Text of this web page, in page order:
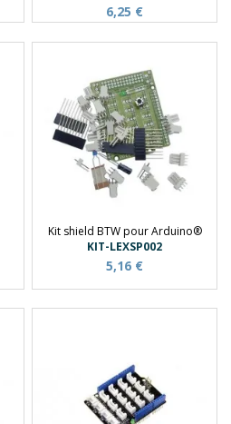
6,25 €
Kit shield BTW pour Arduino®
KIT-LEXSP002
5,16 €